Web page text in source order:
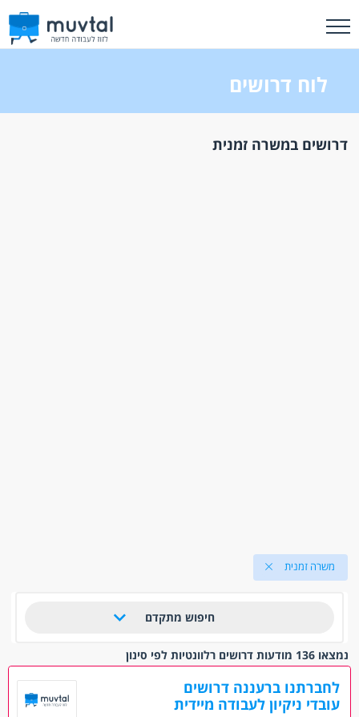
לוח דרושים
דרושים במשרה זמנית
משרה זמנית
חיפוש מתקדם
נמצאו 136 מודעות דרושים רלוונטיות לפי סינון
לחברתנו ברעננה דרושים
עובדי ניקיון לעבודה מיידית